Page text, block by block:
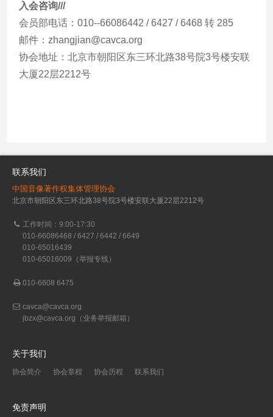
入会咨询///
会员部电话：010--66086442 / 6427 / 6468 转 285
邮件： zhangjian@cavca.org
协会地址：北京市朝阳区东三环北路38号院3号楼安联
大厦22层2212号
联系我们
中国音像著作权集体管理协会
北京市朝阳区东三环北路38号院3号楼安联大厦22层2212号
工作时间：9:00-17:30
010-66086468 / 6427 / 6442 / 6649
010-65016439
010-65016009（举报专线）
010-6608 6475
cavca@cavca.org
jbzx@cavca.org （业务举报邮箱）
关于我们
协会简介 协会章程 协会历程 联系我们
免责声明